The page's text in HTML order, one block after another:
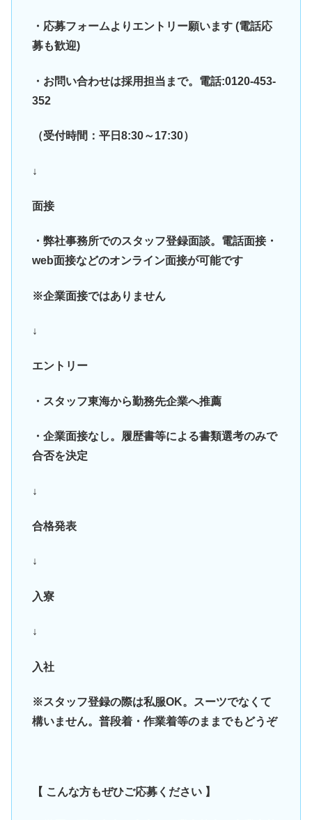
・応募フォームよりエントリー願います (電話応
募も歓迎)
・お問い合わせは採用担当まで。電話:0120-453-
352
（受付時間：平日8:30～17:30）
↓
面接
・弊社事務所でのスタッフ登録面談。電話面接・
web面接などのオンライン面接が可能です
※企業面接ではありません
↓
エントリー
・スタッフ東海から勤務先企業へ推薦
・企業面接なし。履歴書等による書類選考のみで
合否を決定
↓
合格発表
↓
入寮
↓
入社
※スタッフ登録の際は私服OK。スーツでなくて
構いません。普段着・作業着等のままでもどうぞ
【 こんな方もぜひご応募ください 】